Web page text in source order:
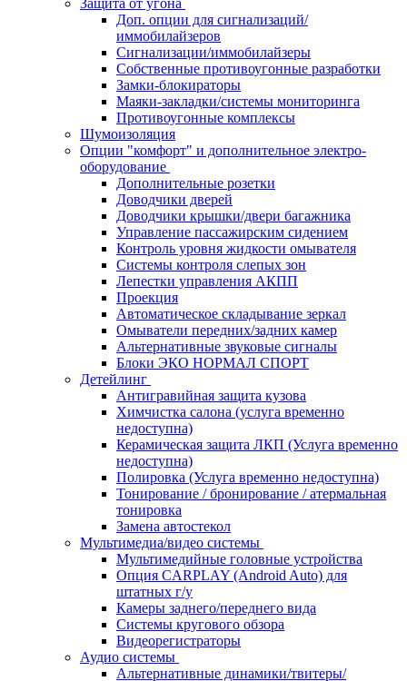
Защита от угона
Доп. опции для сигнализаций/
иммобилайзеров
Сигнализации/иммобилайзеры
Собственные противоугонные разработки
Замки-блокираторы
Маяки-закладки/системы мониторинга
Противоугонные комплексы
Шумоизоляция
Опции "комфорт" и дополнительное электро-
оборудование
Дополнительные розетки
Доводчики дверей
Доводчики крышки/двери багажника
Управление пассажирским сидением
Контроль уровня жидкости омывателя
Системы контроля слепых зон
Лепестки управления АКПП
Проекция
Автоматическое складывание зеркал
Омыватели передних/задних камер
Альтернативные звуковые сигналы
Блоки ЭКО НОРМАЛ СПОРТ
Детейлинг
Антигравийная защита кузова
Химчистка салона (услуга временно
недоступна)
Керамическая защита ЛКП (Услуга временно
недоступна)
Полировка (Услуга временно недоступна)
Тонирование / бронирование / атермальная
тонировка
Замена автостекол
Мультимедиа/видео системы
Мультимедийные головные устройства
Опция CARPLAY (Android Auto) для
штатных г/у
Камеры заднего/переднего вида
Системы кругового обзора
Видеорегистраторы
Аудио системы
Альтернативные динамики/твитеры/